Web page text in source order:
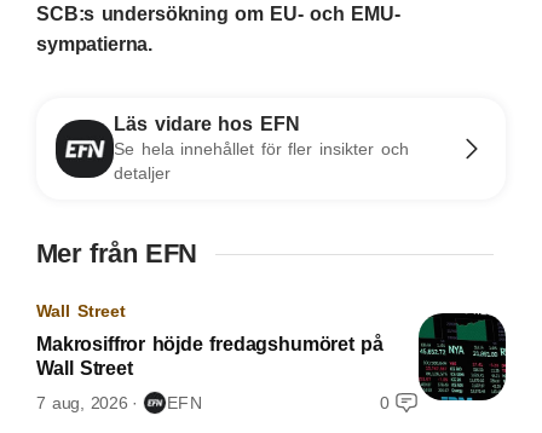
SCB:s undersökning om EU- och EMU-
sympatierna.
Läs vidare hos EFN
Se hela innehållet för fler insikter och
detaljer
Mer från EFN
Wall Street
Makrosiffror höjde fredagshumöret på
Wall Street
7 aug, 2026 EFN 0